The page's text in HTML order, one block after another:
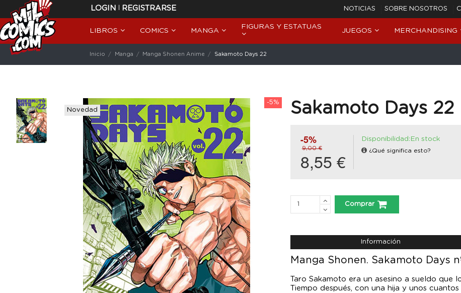
LOGIN | REGISTRARSE NOTICIAS SOBRE NOSOTROS
LIBROS COMICS MANGA
FIGURAS Y ESTATUAS
JUEGOS MERCHANDISING
Inicio Manga Manga Shonen Anime Sakamoto Days 22
-5%
Novedad
Sakamoto Days 22
-5%
9,00 €
8,55 €
Disponibilidad:En stock
¿Qué significa esto?
Comprar
Información
Manga Shonen. Sakamoto Days
Taro Sakamoto era un asesino a sueldo
Tiempo después, con una hija y unos